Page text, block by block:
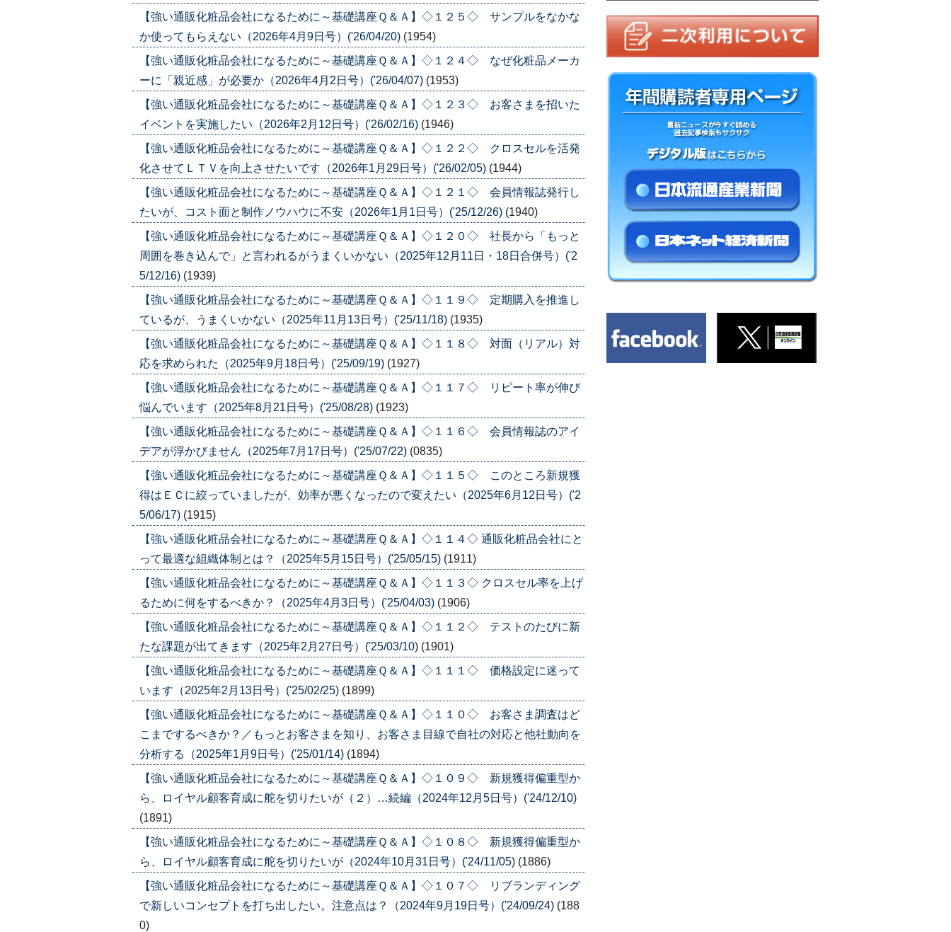
【強い通販化粧品会社になるために～基礎講座Ｑ＆Ａ】◇１２５◇ サンプルをなかな
か使ってもらえない（2026年4月9日号）('26/04/20) (1954)
【強い通販化粧品会社になるために～基礎講座Ｑ＆Ａ】◇１２４◇ なぜ化粧品メーカ
ーに「親近感」が必要か（2026年4月2日号）('26/04/07) (1953)
【強い通販化粧品会社になるために～基礎講座Ｑ＆Ａ】◇１２３◇ お客さまを招いた
イベントを実施したい（2026年2月12日号）('26/02/16) (1946)
【強い通販化粧品会社になるために～基礎講座Ｑ＆Ａ】◇１２２◇ クロスセルを活発
化させてＬＴＶを向上させたいです（2026年1月29日号）('26/02/05) (1944)
【強い通販化粧品会社になるために～基礎講座Ｑ＆Ａ】◇１２１◇ 会員情報誌発行し
たいが、コスト面と制作ノウハウに不安（2026年1月1日号）('25/12/26) (1940)
【強い通販化粧品会社になるために～基礎講座Ｑ＆Ａ】◇１２０◇ 社長から「もっと
周囲を巻き込んで」と言われるがうまくいかない（2025年12月11日・18日合併号）('2
5/12/16) (1939)
【強い通販化粧品会社になるために～基礎講座Ｑ＆Ａ】◇１１９◇ 定期購入を推進し
ているが、うまくいかない（2025年11月13日号）('25/11/18) (1935)
【強い通販化粧品会社になるために～基礎講座Ｑ＆Ａ】◇１１８◇ 対面（リアル）対
応を求められた（2025年9月18日号）('25/09/19) (1927)
【強い通販化粧品会社になるために～基礎講座Ｑ＆Ａ】◇１１７◇ リピート率が伸び
悩んでいます（2025年8月21日号）('25/08/28) (1923)
【強い通販化粧品会社になるために～基礎講座Ｑ＆Ａ】◇１１６◇ 会員情報誌のアイ
デアが浮かびません（2025年7月17日号）('25/07/22) (0835)
【強い通販化粧品会社になるために～基礎講座Ｑ＆Ａ】◇１１５◇ このところ新規獲
得はＥＣに絞っていましたが、効率が悪くなったので変えたい（2025年6月12日号）('2
5/06/17) (1915)
【強い通販化粧品会社になるために～基礎講座Ｑ＆Ａ】◇１１４◇ 通販化粧品会社にと
って最適な組織体制とは？（2025年5月15日号）('25/05/15) (1911)
【強い通販化粧品会社になるために～基礎講座Ｑ＆Ａ】◇１１３◇ クロスセル率を上げ
るために何をするべきか？（2025年4月3日号）('25/04/03) (1906)
【強い通販化粧品会社になるために～基礎講座Ｑ＆Ａ】◇１１２◇ テストのたびに新
たな課題が出てきます（2025年2月27日号）('25/03/10) (1901)
【強い通販化粧品会社になるために～基礎講座Ｑ＆Ａ】◇１１１◇ 価格設定に迷って
います（2025年2月13日号）('25/02/25) (1899)
【強い通販化粧品会社になるために～基礎講座Ｑ＆Ａ】◇１１０◇ お客さま調査はど
こまでするべきか？／もっとお客さまを知り、お客さま目線で自社の対応と他社動向を
分析する（2025年1月9日号）('25/01/14) (1894)
【強い通販化粧品会社になるために～基礎講座Ｑ＆Ａ】◇１０９◇ 新規獲得偏重型か
ら、ロイヤル顧客育成に舵を切りたいが（２）…続編（2024年12月5日号）('24/12/10)
(1891)
【強い通販化粧品会社になるために～基礎講座Ｑ＆Ａ】◇１０８◇ 新規獲得偏重型か
ら、ロイヤル顧客育成に舵を切りたいが（2024年10月31日号）('24/11/05) (1886)
【強い通販化粧品会社になるために～基礎講座Ｑ＆Ａ】◇１０７◇ リブランディング
で新しいコンセプトを打ち出したい。注意点は？（2024年9月19日号）('24/09/24) (188
0)